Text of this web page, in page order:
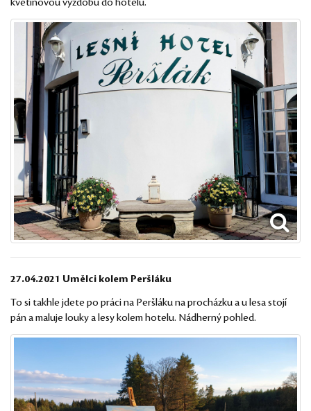
květinovou výzdobu do hotelu.
27.04.2021 Umělci kolem Peršláku
To si takhle jdete po práci na Peršláku na procházku a u lesa stojí
pán a maluje louky a lesy kolem hotelu. Nádherný pohled.